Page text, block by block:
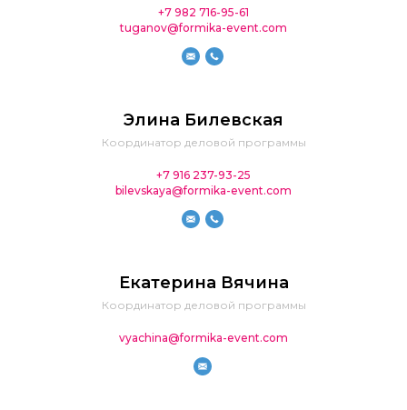
+7 982 716-95-61
tuganov@formika-event.com
Элина Билевская
Координатор деловой программы
+7 916 237-93-25
bilevskaya@formika-event.com
Екатерина Вячина
Координатор деловой программы
vyachina@formika-event.com